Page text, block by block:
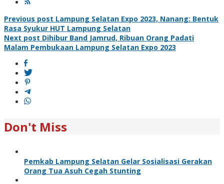
Post
navigation
Previous post Lampung Selatan Expo 2023, Nanang: Bentuk
Rasa Syukur HUT Lampung Selatan
Next post Dihibur Band Jamrud, Ribuan Orang Padati
Malam Pembukaan Lampung Selatan Expo 2023
Don't Miss
Pemkab Lampung Selatan Gelar Sosialisasi Gerakan
Orang Tua Asuh Cegah Stunting